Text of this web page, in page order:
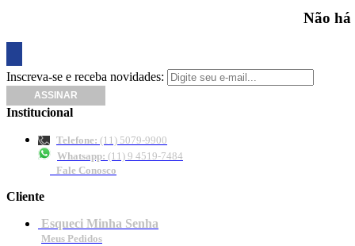
Não há
Inscreva-se e receba novidades:
Institucional
Telefone: (11) 5079-9900
Whatsapp: (11) 9 4519-7484
Fale Conosco
Cliente
Esqueci Minha Senha
Meus Pedidos